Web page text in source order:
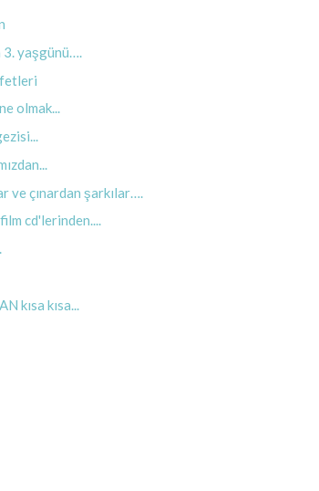
3. yaşgünü….
olmak...
ve çınardan şarkılar….
cd'lerinden....
kısa kısa...